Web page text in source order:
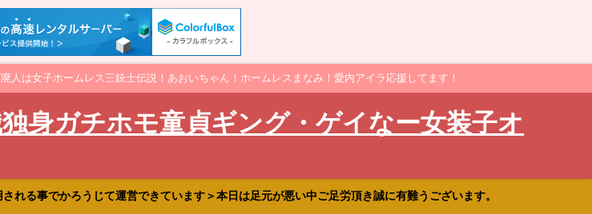
は女子ホームレス三銃士伝説！あおいちゃん！ホームレスまなみ！愛内アイラ応援してます！
身ガチホモ童貞ギング・ゲイなー女装子オ
れる事でかろうじて運営できています＞本日は足元が悪い中ご足労頂き誠に有難うございます。